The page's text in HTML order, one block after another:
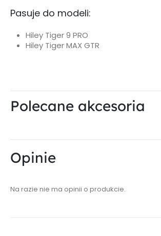
Pasuje do modeli:
Hiley Tiger 9 PRO
Hiley Tiger MAX GTR
Polecane akcesoria
Opinie
Na razie nie ma opinii o produkcie.